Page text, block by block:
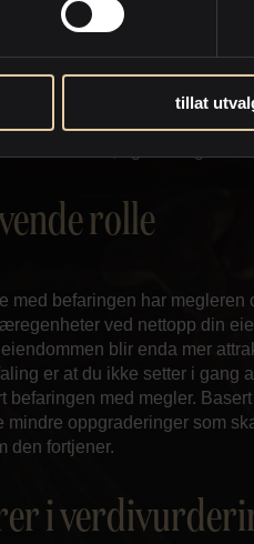
tillat
din eiendom, skjer
Du viser frem
som eventuelt er utført av
vil megleren i forkant
rolle
med befaringen har
ved nettopp din
blir enda mer
er at du ikke setter i gang
befaringen med megler.
mindre oppgraderinger som
den fortjener.
i